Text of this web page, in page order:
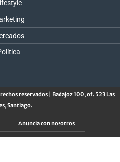
reservados | Badajoz 100, of. 523 Las
Santiago.
Anuncia con nosotros